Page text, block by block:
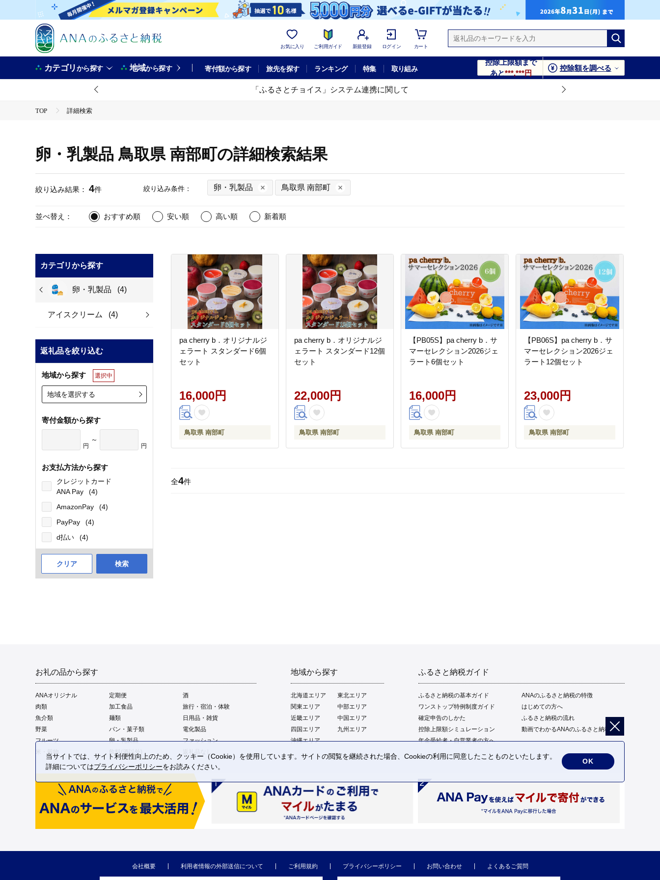
お気に入り ご利用ガイド 新規登録 ログイン カート
カテゴリから探す 地域から探す 寄付額から探す 旅先を探す ランキング 特集 取り組み
控除上限額まで
あと***,***円
控除額を調べる
「ふるさとチョイス」システム連携に関して
TOP 詳細検索
卵・乳製品 鳥取県 南部町の詳細検索結果
絞り込み結果： 4件 絞り込み条件： 卵・乳製品 鳥取県 南部町
並べ替え： おすすめ順 安い順 高い順 新着順
カテゴリから探す
卵・乳製品 (4)
アイスクリーム (4)
返礼品を絞り込む
地域から探す 選択中
地域を選択する
寄付金額から探す
円
～
円
お支払方法から探す
クレジットカード
ANA Pay
(4)
AmazonPay
(4)
PayPay
(4)
d払い
(4)
クリア 検索
pa cherry b．オリジナルジ
ェラート スタンダード6個
セット
16,000円
鳥取県 南部町
pa cherry b．オリジナルジ
ェラート スタンダード12個
セット
22,000円
鳥取県 南部町
【PB05S】pa cherry b．サ
マーセレクション2026ジェ
ラート6個セット
16,000円
鳥取県 南部町
【PB06S】pa cherry b．サ
マーセレクション2026ジェ
ラート12個セット
23,000円
鳥取県 南部町
全4件
お礼の品から探す
ANAオリジナル 定期便
酒
肉類
加工食品
旅行・宿泊・体験
魚介類
麺類
日用品・雑貨
野菜
パン・菓子類
電化製品
フルーツ
卵・乳製品
ファッション
米・穀物
飲料(酒以外) 返礼品なし
地域から探す
北海道エリア
東北エリア
関東エリア
中部エリア
近畿エリア
中国エリア
四国エリア
九州エリア
沖縄エリア
ふるさと納税ガイド
ふるさと納税の基本ガイド
ANAのふるさと納税の特徴
ワンストップ特例制度ガイド
はじめての方へ
確定申告のしかた
ふるさと納税の流れ
控除上限額シミュレーション
動画でわかるANAのふるさと納税
年金受給者・自営業者の方へ
会社概要 利用者情報の外部送信について ご利用規約 プライバシーポリシー お問い合わせ よくあるご質問
当サイトでは、サイト利便性向上のため、クッキー（Cookie）を使用しています。サイトの閲覧を継続された場合、Cookieの利用に同意したことものといたします。
詳細についてはプライバシーポリシーをお読みください。
OK